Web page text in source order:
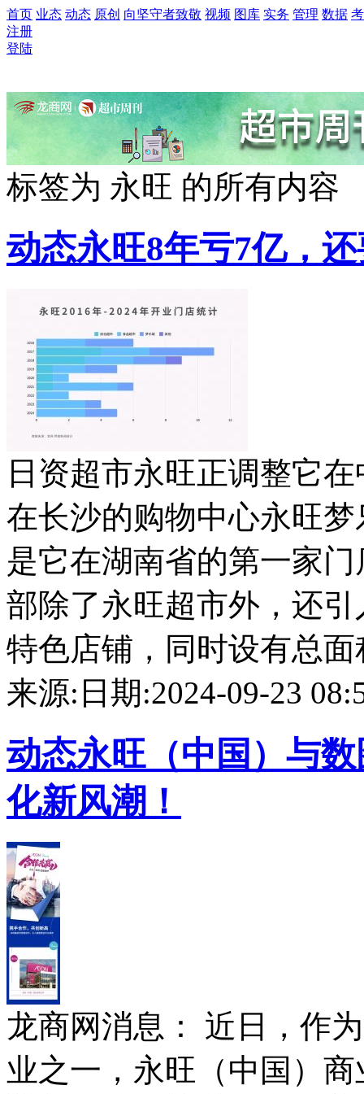
首页 业态 动态 原创 向坚守者致敬 视频 图库 实务 管理 数据
注册
登陆
标签为 永旺 的所有内容
动态永旺8年亏7亿，
日资超市永旺正调整它
在长沙的购物中心永旺
是它在湖南省的第一家
部除了永旺超市外，还
特色店铺，同时设有总
来源: 日期:2024-09-23
动态永旺（中国）与
化新风潮！
龙商网消息： 近日，作
业之一，永旺（中国）